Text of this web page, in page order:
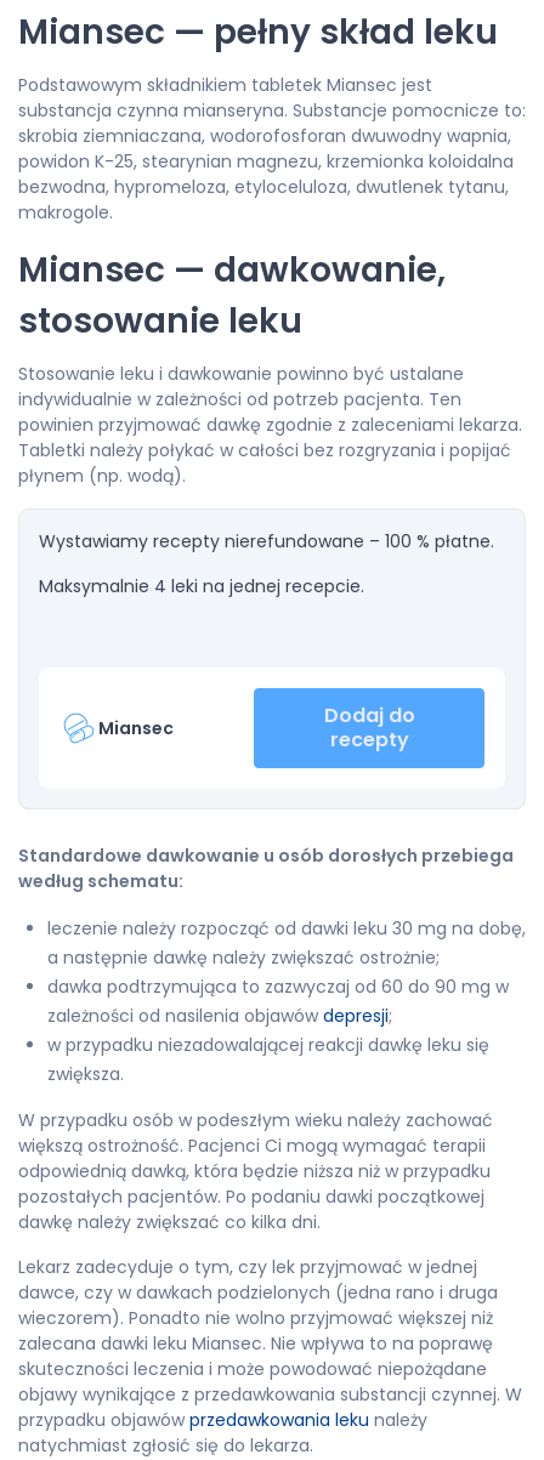
Miansec — pełny skład leku
Podstawowym składnikiem tabletek Miansec jest
substancja czynna mianseryna. Substancje pomocnicze to:
skrobia ziemniaczana, wodorofosforan dwuwodny wapnia,
powidon K-25, stearynian magnezu, krzemionka koloidalna
bezwodna, hypromeloza, etyloceluloza, dwutlenek tytanu,
makrogole.
Miansec — dawkowanie,
stosowanie leku
Stosowanie leku i dawkowanie powinno być ustalane
indywidualnie w zależności od potrzeb pacjenta. Ten
powinien przyjmować dawkę zgodnie z zaleceniami lekarza.
Tabletki należy połykać w całości bez rozgryzania i popijać
płynem (np. wodą).
Wystawiamy recepty nierefundowane – 100 % płatne.
Maksymalnie 4 leki na jednej recepcie.
Miansec
Dodaj do
recepty
Standardowe dawkowanie u osób dorosłych przebiega
według schematu:
leczenie należy rozpocząć od dawki leku 30 mg na dobę,
a następnie dawkę należy zwiększać ostrożnie;
dawka podtrzymująca to zazwyczaj od 60 do 90 mg w
zależności od nasilenia objawów depresji;
w przypadku niezadowalającej reakcji dawkę leku się
zwiększa.
W przypadku osób w podeszłym wieku należy zachować
większą ostrożność. Pacjenci Ci mogą wymagać terapii
odpowiednią dawką, która będzie niższa niż w przypadku
pozostałych pacjentów. Po podaniu dawki początkowej
dawkę należy zwiększać co kilka dni.
Lekarz zadecyduje o tym, czy lek przyjmować w jednej
dawce, czy w dawkach podzielonych (jedna rano i druga
wieczorem). Ponadto nie wolno przyjmować większej niż
zalecana dawki leku Miansec. Nie wpływa to na poprawę
skuteczności leczenia i może powodować niepożądane
objawy wynikające z przedawkowania substancji czynnej. W
przypadku objawów przedawkowania leku należy
natychmiast zgłosić się do lekarza.